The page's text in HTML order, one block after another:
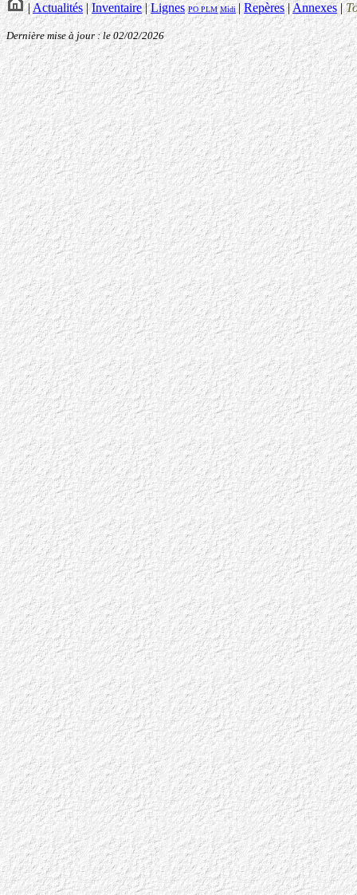
|Actualités|Inventaire|Lignes POPLM Midi |Repères|Annexes|
Dernière mise à jour : le 02/02/2026